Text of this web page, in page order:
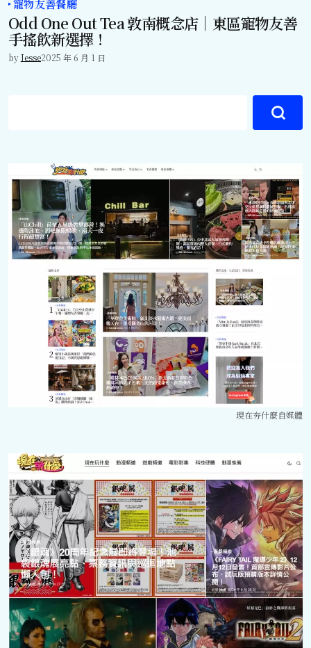
寵物友善餐廳
Odd One Out Tea 敦南概念店｜東區寵物友善
手搖飲新選擇！
byJesse2025 年 6 月 1 日
現在夯什麼自媒體